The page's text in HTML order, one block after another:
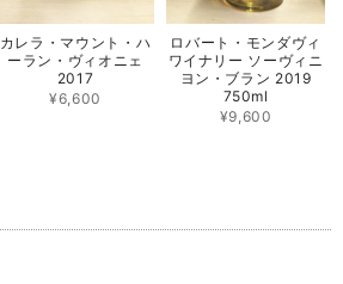
カレラ・マウント・ハ
ーラン・ヴィオニェ
2017
¥6,600
ロバート・モンダヴィ
ワイナリー ソーヴィニ
ヨン・ブラン 2019
750ml
¥9,600